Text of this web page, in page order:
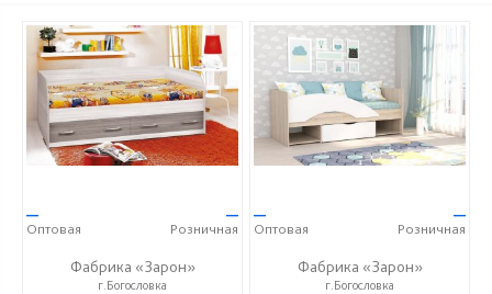
—
Оптовая
—
Розничная
Фабрика «Зарон»
г.Богословка
—
Оптовая
—
Розничная
Фабрика «Зарон»
г.Богословка